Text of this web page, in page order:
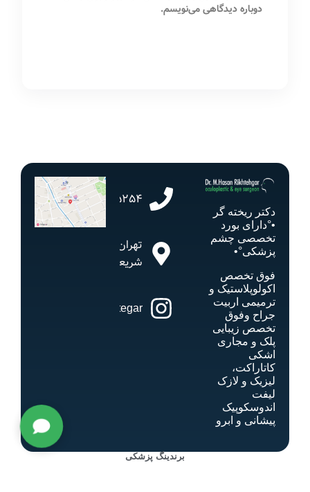
دوباره دیدگاهی می‌نویسم.
دکتر ریخته گر
•°دارای بورد
تخصصی چشم
پزشکی°•
فوق تخصص
اکولوپلاستیک و
ترمیمی اربیت
جراح وفوق
تخصص زیبایی
پلک و مجاری
اشکی
کاتاراکت،
لیزیک و لازک
لیفت
اندوسکوپیک
پیشانی و ابرو
02182805254
تهران،
شریعتی
drrikhtegar
برندینگ پزشکی